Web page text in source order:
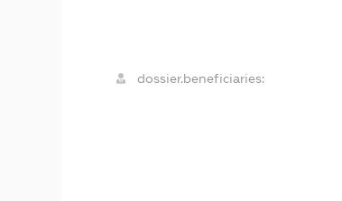
dossier.beneficiaries: